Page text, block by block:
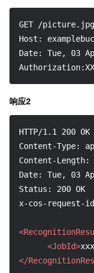
GET /
Host:
Date: Tue, 03
响应2
HTTP/1.1 200 OK
Content-Type:
Content-Length:
Date: Tue, 03
Status: 200 OK
x-cos-request-id:
<JobId>
</